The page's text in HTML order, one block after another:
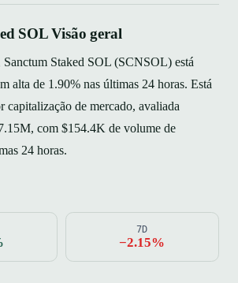
SOL Visão geral
Staked SOL (SCNSOL) está
alta de 1.90% nas últimas 24 horas. Está
capitalização de mercado, avaliada
com $154.4K de volume de
24 horas.
7D
−2.15%